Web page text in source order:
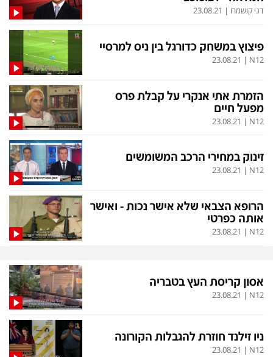
מדיני
פלילי
צרכנות
עיצוב ונדל''ן
ספורט
בריאות
מדע וסביבה
נוסבאום מקליד
המומחים במשכנתאות
המטולוגיה
ועידות קשת 12
לאנג אמבישן
להיאבק בסרטן
שכונה עם הכל
כַּבֵּד את הַכָּבֵד
השקעות למתקדמים
שאלה אחת ביום
דני קושמרו |
23.08.21
פיצוץ במשחק כדורגל בין ניס למרסיי
N12
|
23.08.21
הזמרת אתי אנקרי על קבלת פרס
מפעל חיים
N12
|
23.08.21
זינוק במחירי הרכב המשומשים
N12
|
23.08.21
הרופא הצבאי שלא אישר נכות - ואישר
אותה כפרטי
N12
|
23.08.21
אסון קריסת העץ בטבריה
N12
|
23.08.21
ניו זילנד חוזרת להגבלות הקורונה
N12
|
23.08.21